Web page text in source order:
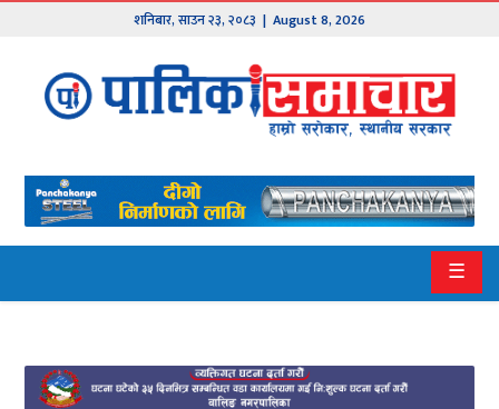
शनिबार,साउन२३,२०८३ | August 8, 2026
मुख्य
समाचार
हाम्रो
पालिका
१
२
☰